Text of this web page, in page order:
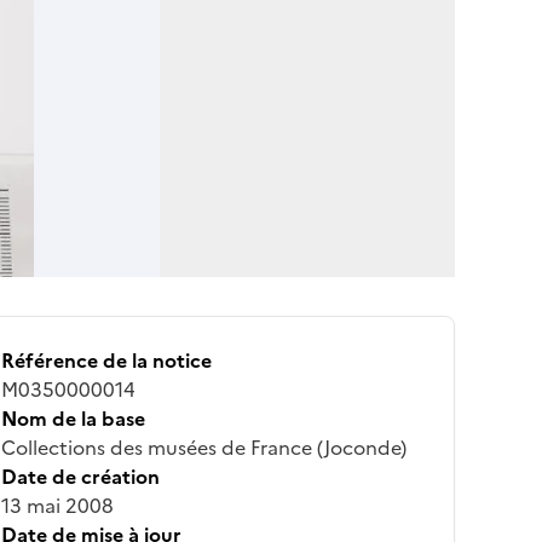
Référence de la notice
M0350000014
Nom de la base
Collections des musées de France (Joconde)
Date de création
13 mai 2008
Date de mise à jour